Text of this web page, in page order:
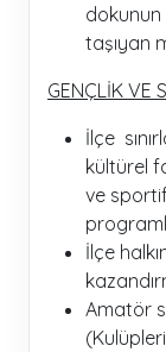
dokunun
taşıyan
GENÇLİK VE
İlçe
kültürel
ve
İlçe
Amatör